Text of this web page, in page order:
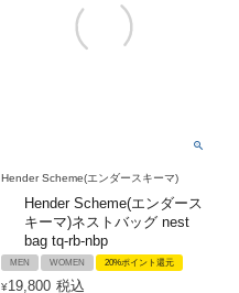
Hender Scheme(エンダースキーマ)
Hender Scheme(エンダース
キーマ)ネストバッグ nest
bag tq-rb-nbp
MEN WOMEN 20%ポイント還元
¥19,800 税込